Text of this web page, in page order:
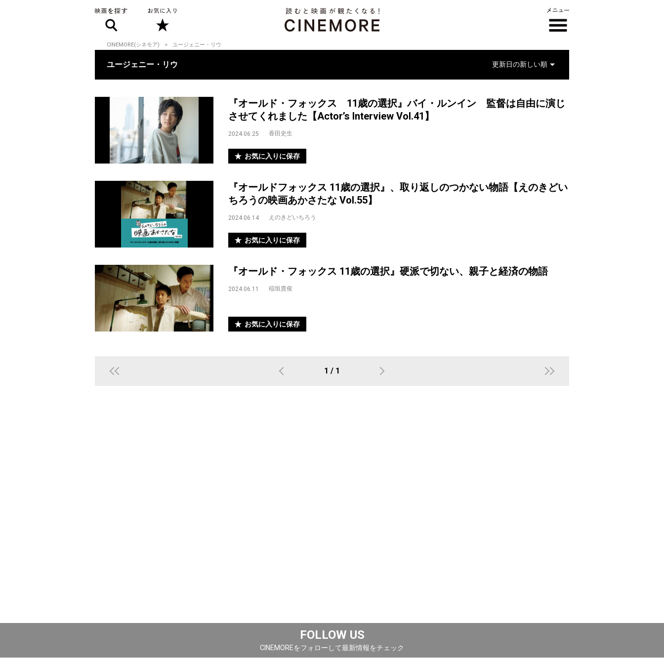
CINEMORE(シネモア) ユージェニー・リウ
ユージェニー・リウ
『オールド・フォックス 11歳の選択』バイ・ルンイン 監督は自由に演じ
させてくれました【Actor’s Interview Vol.41】
2024.06.25 香田史生
お気に入りに保存
『オールドフォックス 11歳の選択』、取り返しのつかない物語【えのきどい
ちろうの映画あかさたな Vol.55】
2024.06.14 えのきどいちろう
お気に入りに保存
『オールド・フォックス 11歳の選択』硬派で切ない、親子と経済の物語
2024.06.11 稲垣貴俊
お気に入りに保存
1 / 1
FOLLOW US
CINEMOREをフォローして最新情報をチェック